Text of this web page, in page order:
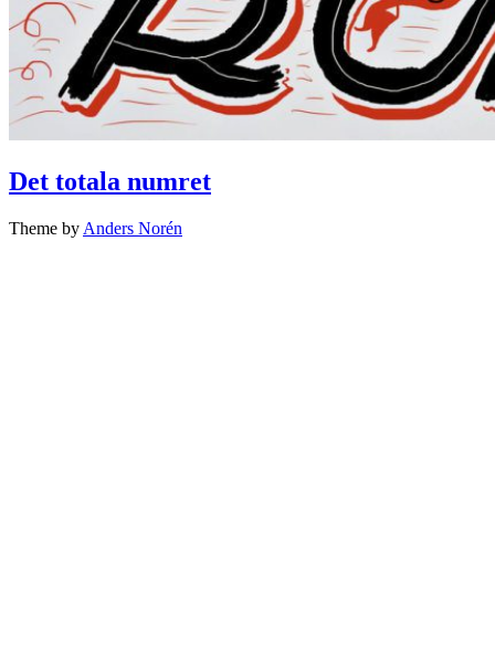
Det totala numret
Theme by Anders Norén